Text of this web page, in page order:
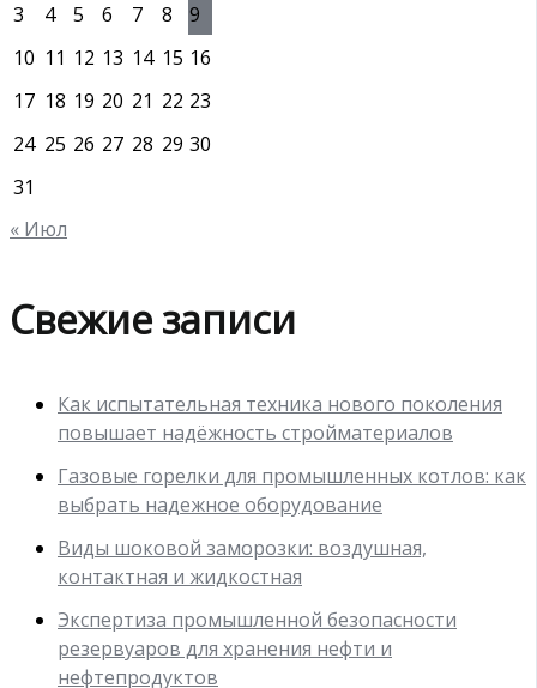
3
4 5 6 7 8
9
10 11 12 13 14 15 16
17 18 19 20 21 22 23
24 25 26 27 28 29 30
31
« Июл
Свежие записи
Как испытательная техника нового поколения
повышает надёжность стройматериалов
Газовые горелки для промышленных котлов: как
выбрать надежное оборудование
Виды шоковой заморозки: воздушная,
контактная и жидкостная
Экспертиза промышленной безопасности
резервуаров для хранения нефти и
нефтепродуктов